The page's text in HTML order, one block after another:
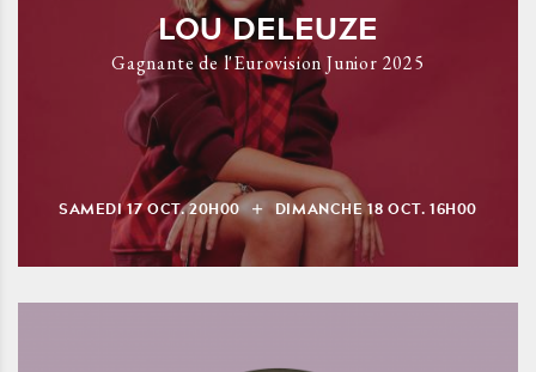
LOU DELEUZE
Gagnante de l'Eurovision Junior 2025
SAMEDI17OCT.20H00 DIMANCHE18 OCT. 16H00